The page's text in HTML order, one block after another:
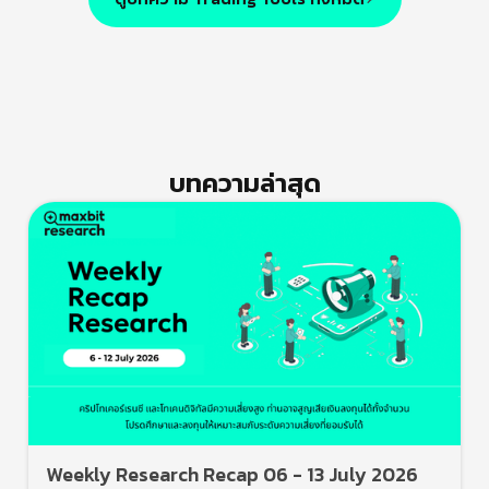
บทความล่าสุด
Weekly Research Recap 06 - 13 July 2026